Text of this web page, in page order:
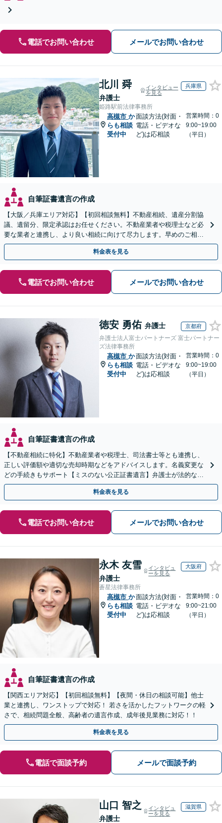
電話でお問い合わせ メールでお問い合わせ
北川 舜
弁護士
インタビュー
を見る
兵庫県
姫路駅前法律事務所
高槻市 か
らも相談
受付中
面談方法(対面・
電話・ビデオな
ど)は応相談
営業時間：0
9:00~19:00
（平日）
自筆証書遺言の作成
【大阪／兵庫エリア対応】【初回相談無料】不動産相続、遺産分割協
議、遺留分、限定承認はお任せください。不動産業者や税理士など必
要な業者と連携し、より良い相続に向けて尽力します。早めのご相談
が複雑化を防ぐカギとなります【休日相談可】
料金表を見る
電話でお問い合わせ メールでお問い合わせ
徳安 勇佑 弁護士 京都府
弁護士法人富士パートナーズ 富士パートナー
ズ法律事務所
高槻市 か
らも相談
受付中
面談方法(対面・
電話・ビデオな
ど)は応相談
営業時間：0
9:00~19:00
（平日）
自筆証書遺言の作成
【不動産相続に特化】不動産業者や税理士、司法書士等とも連携し、
正しい評価額や適切な売却時期などをアドバイスします。名義変更な
どの手続きもサポート【ミスのない公正証書遺言】弁護士が法的な観
点から遺言書を作成します。
料金表を見る
電話でお問い合わせ メールでお問い合わせ
永木 友雪
弁護士
インタビュ
ーを見る
大阪府
蒼星法律事務所
高槻市 か
らも相談
受付中
面談方法(対面・
電話・ビデオな
ど)は応相談
営業時間：0
9:00~21:00
（平日）
自筆証書遺言の作成
【関西エリア対応】【初回相談無料】【夜間・休日の相談可能】他士
業と連携し、ワンストップで対応！ 若さを活かしたフットワークの軽
さで、相続問題全般、高齢者の遺言作成、成年後見業務に対応！！
料金表を見る
電話で面談予約 メールで面談予約
山口 智之
弁護士
インタビュ
ーを見る
滋賀県